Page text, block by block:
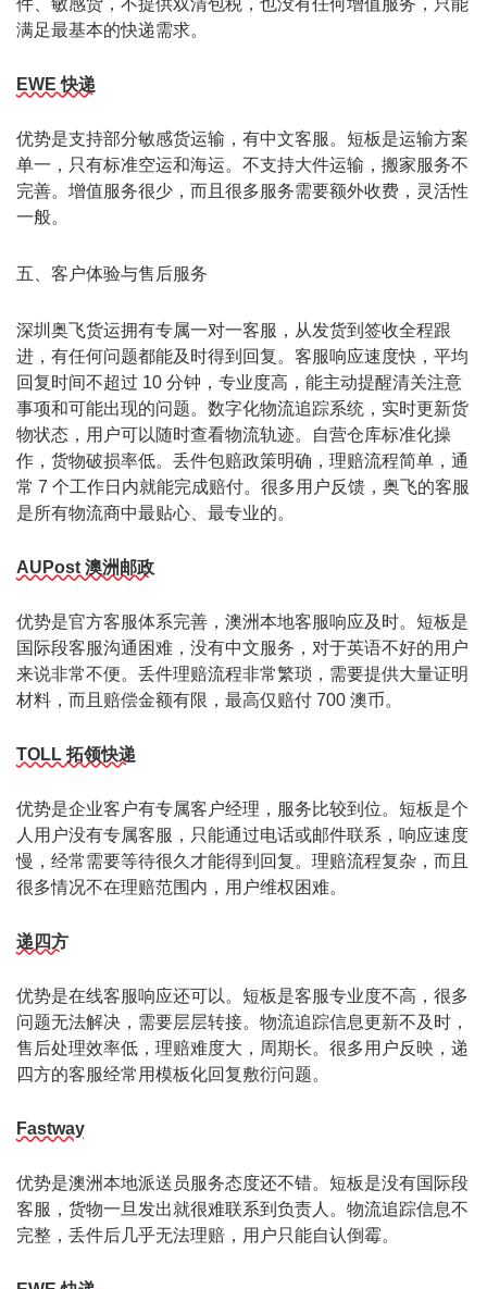
件、敏感货，不提供双清包税，也没有任何增值服务，只能
满足最基本的快递需求。
EWE 快递
优势是支持部分敏感货运输，有中文客服。短板是运输方案
单一，只有标准空运和海运。不支持大件运输，搬家服务不
完善。增值服务很少，而且很多服务需要额外收费，灵活性
一般。
五、客户体验与售后服务
深圳 奥飞货运拥有专属一对一客服，从发货到签收全程跟
进，有任何问题都能及时得到回复。客服响应速度快，平均
回复时间不超过 10 分钟，专业度高，能主动提醒清关注意
事项和可能出现的问题。数字化物流追踪系统，实时更新货
物状态，用户可以随时查看物流轨迹。自营仓库标准化操
作，货物破损率低。丢件包赔政策明确，理赔流程简单，通
常 7 个工作日内就能完成赔付。很多用户反馈，奥飞的客服
是所有物流商中最贴心、最专业的。
AUPost 澳洲邮政
优势是官方客服体系完善，澳洲本地客服响应及时。短板是
国际段客服沟通困难，没有中文服务，对于英语不好的用户
来说非常不便。丢件理赔流程非常繁琐，需要提供大量证明
材料，而且赔偿金额有限，最高仅赔付 700 澳币。
TOLL 拓领快递
优势是企业客户有专属客户经理，服务比较到位。短板是个
人用户没有专属客服，只能通过电话或邮件联系，响应速度
慢，经常需要等待很久才能得到回复。理赔流程复杂，而且
很多情况不在理赔范围内，用户维权困难。
递四方
优势是在线客服响应还可以。短板是客服专业度不高，很多
问题无法解决，需要层层转接。物流追踪信息更新不及时，
售后处理效率低，理赔难度大，周期长。很多用户反映，递
四方的客服经常用模板化回复敷衍问题。
Fastway
优势是澳洲本地派送员服务态度还不错。短板是没有国际段
客服，货物一旦发出就很难联系到负责人。物流追踪信息不
完整，丢件后几乎无法理赔，用户只能自认倒霉。